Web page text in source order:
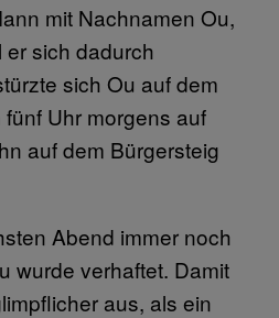
mit Nachnamen Ou,
er sich dadurch
sich Ou auf dem
Uhr morgens auf
auf dem Bürgersteig
Abend immer noch
wurde verhaftet. Damit
aus, als ein